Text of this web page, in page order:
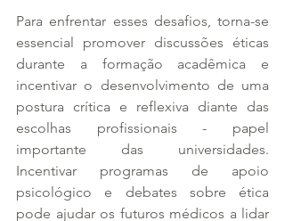
Para enfrentar esses desafios, torna-se
essencial promover discussões éticas
durante a formação acadêmica e
incentivar o desenvolvimento de uma
postura crítica e reflexiva diante das
escolhas profissionais - papel
importante das universidades.
Incentivar programas de apoio
psicológico e debates sobre ética
pode ajudar os futuros médicos a lidar